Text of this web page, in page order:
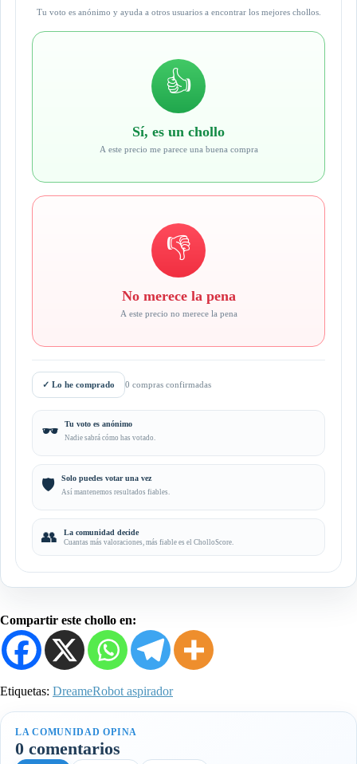
Tu voto es anónimo y ayuda a otros usuarios a encontrar los mejores chollos.
👍
Sí, es un chollo
A este precio me parece una buena compra
👎
No merece la pena
A este precio no merece la pena
✓ Lo he comprado 0 compras confirmadas
🕶️ Tu voto es anónimo
Nadie sabrá cómo has votado.
🛡️ Solo puedes votar una vez
Así mantenemos resultados fiables.
👥 La comunidad decide
Cuantas más valoraciones, más fiable es el CholloScore.
Compartir este chollo en:
Etiquetas: DreameRobot aspirador
LA COMUNIDAD OPINA
0 comentarios